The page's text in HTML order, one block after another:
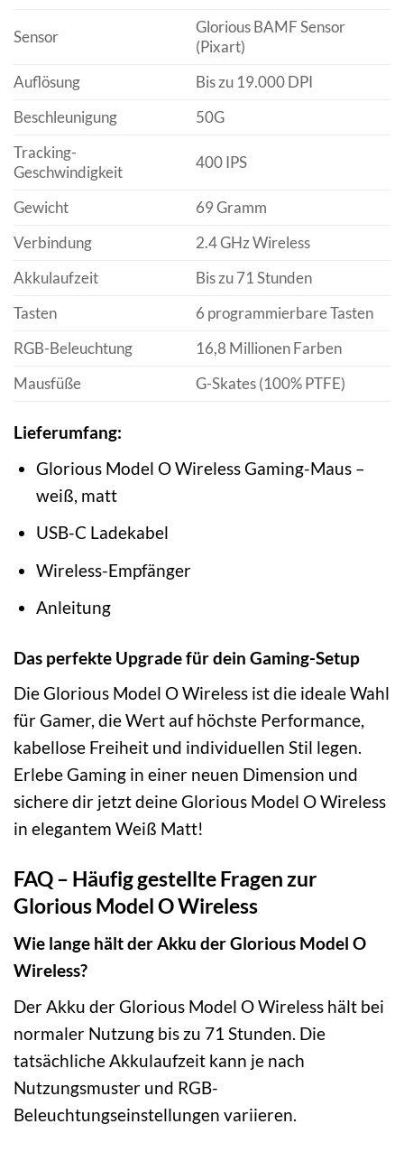
Sensor
Glorious BAMF Sensor
(Pixart)
Auflösung
Bis zu 19.000 DPI
Beschleunigung
50G
Tracking-
Geschwindigkeit
400 IPS
Gewicht
69 Gramm
Verbindung
2.4 GHz Wireless
Akkulaufzeit
Bis zu 71 Stunden
Tasten
6 programmierbare Tasten
RGB-Beleuchtung
16,8 Millionen Farben
Mausfüße
G-Skates (100% PTFE)
Lieferumfang:
Glorious Model O Wireless Gaming-Maus –
weiß, matt
USB-C Ladekabel
Wireless-Empfänger
Anleitung
Das perfekte Upgrade für dein Gaming-Setup
Die Glorious Model O Wireless ist die ideale Wahl
für Gamer, die Wert auf höchste Performance,
kabellose Freiheit und individuellen Stil legen.
Erlebe Gaming in einer neuen Dimension und
sichere dir jetzt deine Glorious Model O Wireless
in elegantem Weiß Matt!
FAQ – Häufig gestellte Fragen zur
Glorious Model O Wireless
Wie lange hält der Akku der Glorious Model O
Wireless?
Der Akku der Glorious Model O Wireless hält bei
normaler Nutzung bis zu 71 Stunden. Die
tatsächliche Akkulaufzeit kann je nach
Nutzungsmuster und RGB-
Beleuchtungseinstellungen variieren.